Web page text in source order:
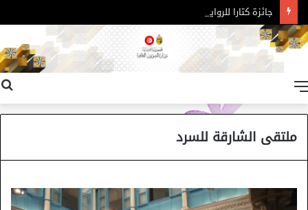
جائزة كتارا للرواية العربية – الدورة 11
ملتقى الشارقة للسرد